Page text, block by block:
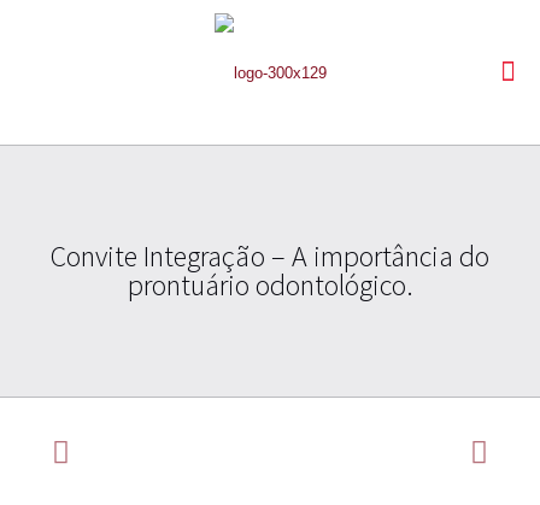
Convite Integração – A importância do
prontuário odontológico.